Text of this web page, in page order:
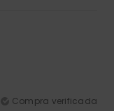
Compra verificada